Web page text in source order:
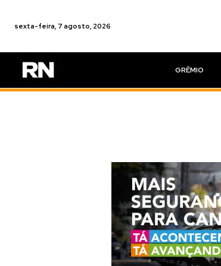
sexta-feira, 7 agosto, 2026
GRÊMIO